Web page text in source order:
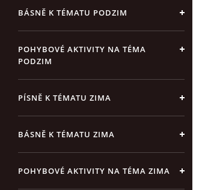
BÁSNĚ K TÉMATU PODZIM
POHYBOVÉ AKTIVITY NA TÉMA
PODZIM
PÍSNĚ K TÉMATU ZIMA
BÁSNĚ K TÉMATU ZIMA
POHYBOVÉ AKTIVITY NA TÉMA ZIMA